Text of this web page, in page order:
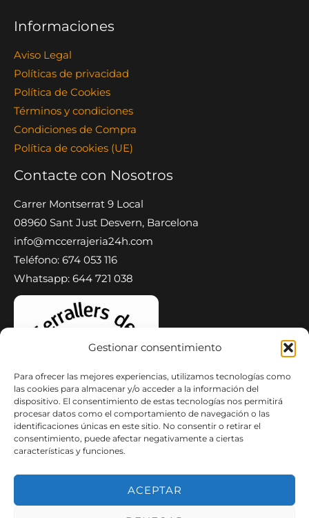
Gestionar consentimiento
Para ofrecer las mejores experiencias, utilizamos tecnologías como
las cookies para almacenar y/o acceder a la información del
dispositivo. El consentimiento de estas tecnologías nos permitirá
procesar datos como el comportamiento de navegación o las
identificaciones únicas en este sitio. No consentir o retirar el
consentimiento, puede afectar negativamente a ciertas
características y funciones.
ACEPTAR
Informaciones
Aviso Legal
Políticas de privacidad
Política de Cookies
Términos y condiciones
Condiciones de Compra
Política de cookies (UE)
Contacte con Nosotros
Carrer Montserrat 9 Local
08960 Sant Just Desvern, Barcelona
info@mccerrajeria24h.com
Teléfono: 674 053 116
Whatsapp: 644 721 038
Copyright © 2026 MC Cerrajeria 24H Cerrajeros | Persianas de
Local y Casa | Puertas Blindadas y Acorazadas | Rejas | Puertas